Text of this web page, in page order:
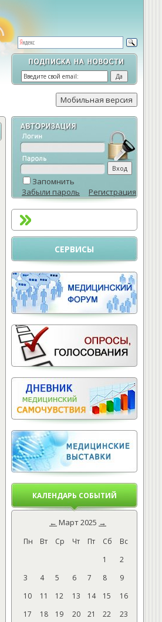
Запомнить
Забыли пароль
Регистрация
СЕРВИСЫ
КАЛЕНДАРЬ СОБЫТИЙ
← Март 2025 →
Пн Вт Ср Чт Пт Сб
Вс
1
2
3
4 5 6 7 8
9
10
11 12 13 14 15
16
17
18 19 20 21 22
23